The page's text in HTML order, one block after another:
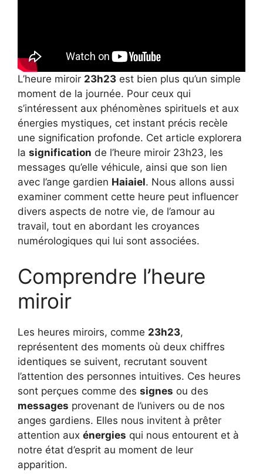
L’heure miroir 23h23 est bien plus qu’un simple
moment de la journée. Pour ceux qui
s’intéressent aux phénomènes spirituels et aux
énergies mystiques, cet instant précis recèle
une signification profonde. Cet article explorera
la signification de l’heure miroir 23h23, les
messages qu’elle véhicule, ainsi que son lien
avec l’ange gardien Haiaiel. Nous allons aussi
examiner comment cette heure peut influencer
divers aspects de notre vie, de l’amour au
travail, tout en abordant les croyances
numérologiques qui lui sont associées.
Comprendre l’heure
miroir
Les heures miroirs, comme 23h23,
représentent des moments où deux chiffres
identiques se suivent, recrutant souvent
l’attention des personnes intuitives. Ces heures
sont perçues comme des signes ou des
messages provenant de l’univers ou de nos
anges gardiens. Elles nous invitent à prêter
attention aux énergies qui nous entourent et à
notre état d’esprit au moment de leur
apparition.